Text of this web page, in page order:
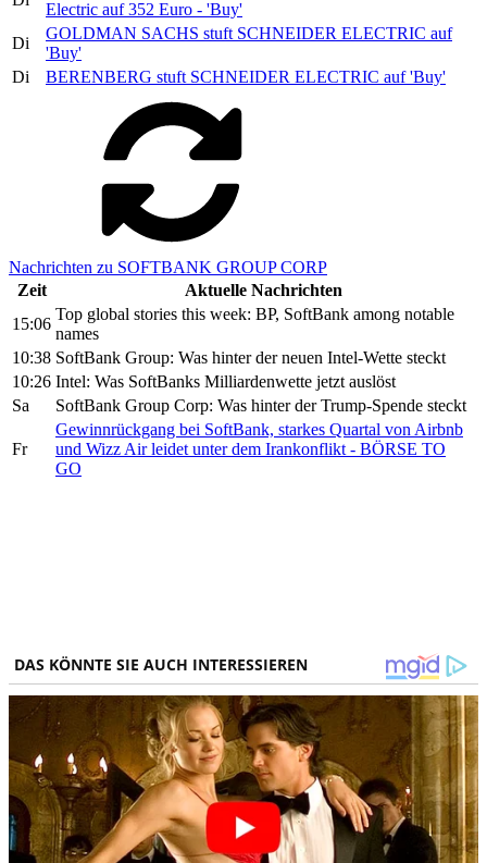
Electric auf 352 Euro - 'Buy'
Di
GOLDMAN SACHS stuft SCHNEIDER ELECTRIC auf
'Buy'
Di
BERENBERG stuft SCHNEIDER ELECTRIC auf 'Buy'
Nachrichten zu SOFTBANK GROUP CORP
Zeit
Aktuelle Nachrichten
15:06
Top global stories this week: BP, SoftBank among notable
names
10:38 SoftBank Group: Was hinter der neuen Intel-Wette steckt
10:26 Intel: Was SoftBanks Milliardenwette jetzt auslöst
Sa
SoftBank Group Corp: Was hinter der Trump-Spende steckt
Fr
Gewinnrückgang bei SoftBank, starkes Quartal von Airbnb
und Wizz Air leidet unter dem Irankonflikt - BÖRSE TO
GO